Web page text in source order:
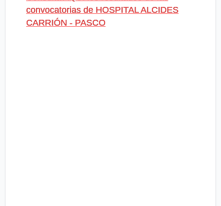
convocatorias de HOSPITAL ALCIDES
CARRIÓN - PASCO